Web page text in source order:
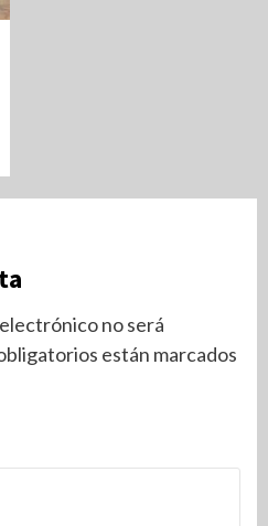
no será
están marcados